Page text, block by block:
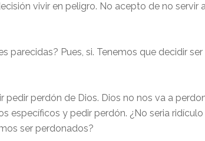
vivir en peligro. No acepto de no servir
parecidas? Pues, si. Tenemos que decidir ser
pedir perdón de Dios. Dios no nos va a
específicos y pedir perdón. ¿No seria
ser perdonados?